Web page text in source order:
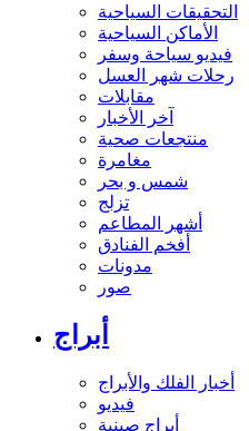
التحقيقات السياحية
الأماكن السياحية
فيديو سياحة وسفر
رحلات شهر العسل
مقابلات
آخر الأخبار
منتجعات صحية
مغامرة
شمس و بحر
تزلج
أشهر المطاعم
أفخم الفنادق
مدونات
صور
أبراج
أخبار الفلك والأبراج
فيديو
أبراج صينية